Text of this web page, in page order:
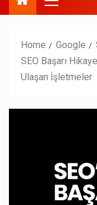
Home Google
SEO Başarı
Ulaşan İşletmeler